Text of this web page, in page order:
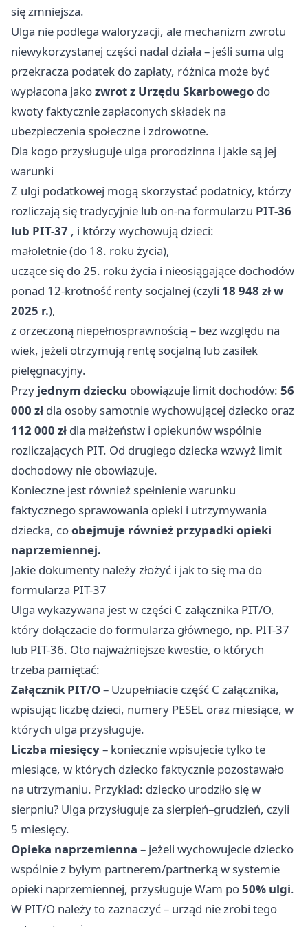
się zmniejsza.
Ulga nie podlega waloryzacji, ale mechanizm zwrotu
niewykorzystanej części nadal działa – jeśli suma ulg
przekracza podatek do zapłaty, różnica może być
wypłacona jakozwrot z Urzędu Skarbowego do
kwoty faktycznie zapłaconych składek na
ubezpieczenia społeczne i zdrowotne.
Dla kogo przysługuje ulga prorodzinna i jakie są jej
warunki
Z ulgi podatkowej mogą skorzystać podatnicy, którzy
rozliczają się tradycyjnie lub on-na formularzu PIT-36
lub PIT-37 , i którzy wychowują dzieci:
małoletnie (do 18. roku życia),
uczące się do 25. roku życia i nieosiągające dochodów
ponad 12-krotność renty socjalnej (czyli 18 948 zł w
2025 r.),
z orzeczoną niepełnosprawnością – bez względu na
wiek, jeżeli otrzymują rentę socjalną lub zasiłek
pielęgnacyjny.
Przy jednym dziecku obowiązuje limit dochodów: 56
000 zł dla osoby samotnie wychowującej dziecko oraz
112 000 zł dla małżeństw i opiekunów wspólnie
rozliczających PIT. Od drugiego dziecka wzwyż limit
dochodowy nie obowiązuje.
Konieczne jest również spełnienie warunku
faktycznego sprawowania opieki i utrzymywania
dziecka, coobejmuje również przypadki opieki
naprzemiennej.
Jakie dokumenty należy złożyć i jak to się ma do
formularza PIT-37
Ulga wykazywana jest w części C załącznika PIT/O,
który dołączacie do formularza głównego, np. PIT-37
lub PIT-36. Oto najważniejsze kwestie, o których
trzeba pamiętać:
Załącznik PIT/O– Uzupełniacie część C załącznika,
wpisując liczbę dzieci, numery PESEL oraz miesiące, w
których ulga przysługuje.
Liczba miesięcy– koniecznie wpisujecie tylko te
miesiące, w których dziecko faktycznie pozostawało
na utrzymaniu. Przykład: dziecko urodziło się w
sierpniu? Ulga przysługuje za sierpień–grudzień, czyli
5 miesięcy.
Opieka naprzemienna – jeżeli wychowujecie dziecko
wspólnie z byłym partnerem/partnerką w systemie
opieki naprzemiennej, przysługuje Wam po50% ulgi.
W PIT/O należy to zaznaczyć – urząd nie zrobi tego